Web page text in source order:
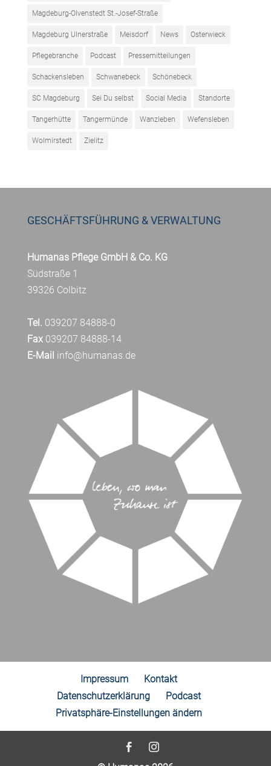
Magdeburg-Olvenstedt St.-Josef-Straße
Magdeburg Ulnerstraße Meisdorf News Osterwieck
Pflegebranche Podcast Pressemitteilungen
Schackensleben Schwanebeck Schönebeck
SC Magdeburg Sei Du selbst Social Media Standorte
Tangerhütte Tangermünde Wanzleben Wefensleben
Wolmirstedt Zielitz
GESCHÄFTSFÜHRUNG & VERWALTUNG
Humanas Pflege GmbH & Co. KG
Südstraße 1
39326 Colbitz
Tel. 039207 84888-0
Fax039207 84888-14
E-Mail info@humanas.de
Impressum
Kontakt
Datenschutzerklärung
Podcast
Privatsphäre-Einstellungen ändern